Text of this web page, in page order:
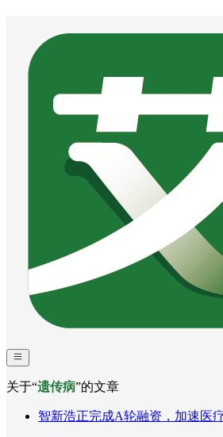
关于“遗传病”的文章
智新浩正完成A轮融资，加速医